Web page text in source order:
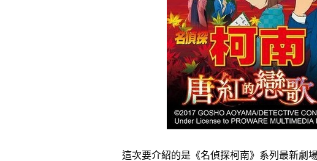
這次要介紹的是《名偵探柯南》系列最新劇